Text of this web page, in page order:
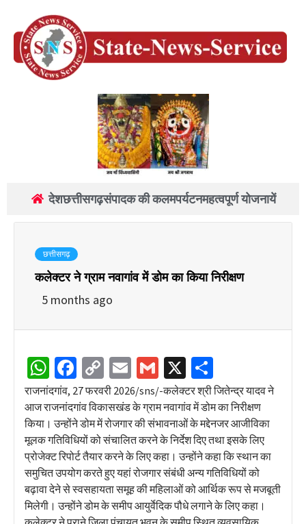
देशछत्तीसगढ़संपादक की कलमपर्यटनमहत्वपूर्ण योजनायें
छत्तीसगढ़
कलेक्टर ने ग्राम नवागांव में डोम का किया निरीक्षण
5 months ago
WhatsApp
Facebook
Copy
Link
EmailGmail
X
राजनांदगांव, 27 फरवरी 2026/sns/-कलेक्टर श्री जितेन्द्र यादव ने
आज राजनांदगांव विकासखंड के ग्राम नवागांव में डोम का निरीक्षण
किया। उन्होंने डोम में रोजगार की संभावनाओं के मद्देनजर आजीविका
मूलक गतिविधियों को संचालित करने के निर्देश दिए तथा इसके लिए
प्रोजेक्ट रिपोर्ट तैयार करने के लिए कहा। उन्होंने कहा कि स्थान का
समुचित उपयोग करते हुए यहां रोजगार संबंधी अन्य गतिविधियों को
बढ़ावा देने से स्वसहायता समूह की महिलाओं को आर्थिक रूप से मजबूती
मिलेगी। उन्होंने डोम के समीप आयुर्वेदिक पौधे लगाने के लिए कहा।